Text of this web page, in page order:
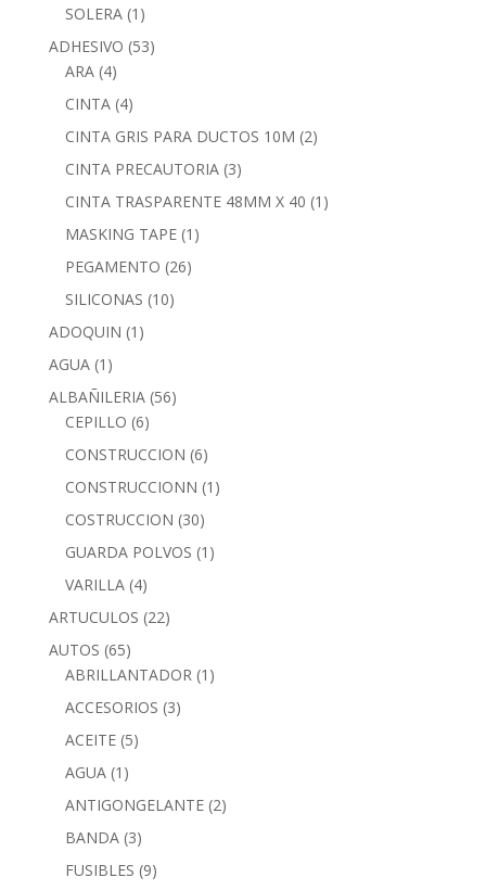
SOLERA (1)
ADHESIVO (53)
ARA (4)
CINTA (4)
CINTA GRIS PARA DUCTOS 10M (2)
CINTA PRECAUTORIA (3)
CINTA TRASPARENTE 48MM X 40 (1)
MASKING TAPE (1)
PEGAMENTO (26)
SILICONAS (10)
ADOQUIN (1)
AGUA (1)
ALBAÑILERIA (56)
CEPILLO (6)
CONSTRUCCION (6)
CONSTRUCCIONN (1)
COSTRUCCION (30)
GUARDA POLVOS (1)
VARILLA (4)
ARTUCULOS (22)
AUTOS (65)
ABRILLANTADOR (1)
ACCESORIOS (3)
ACEITE (5)
AGUA (1)
ANTIGONGELANTE (2)
BANDA (3)
FUSIBLES (9)